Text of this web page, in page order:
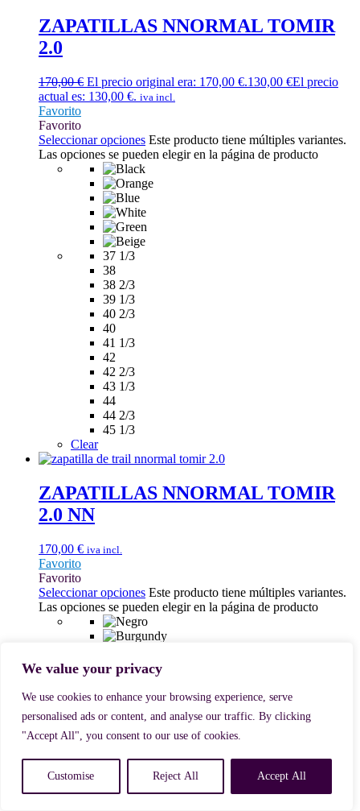
We value your privacy
We use cookies to enhance your browsing experience, serve
personalised ads or content, and analyse our traffic. By clicking
"Accept All", you consent to our use of cookies.
Customise Reject All Accept All
ZAPATILLAS NNORMAL TOMIR
2.0
170,00€ El precio original era: 170,00 €.130,00 €El precio
actual es: 130,00 €. iva incl.
Favorito
Favorito
Seleccionar opciones Este producto tiene múltiples variantes.
Las opciones se pueden elegir en la página de producto
37 1/3
38
38 2/3
39 1/3
40 2/3
40
41 1/3
42
42 2/3
43 1/3
44
44 2/3
45 1/3
Clear
ZAPATILLAS NNORMAL TOMIR
2.0 NN
170,00 € iva incl.
Favorito
Favorito
Seleccionar opciones Este producto tiene múltiples variantes.
Las opciones se pueden elegir en la página de producto
38
39 1/3
40
42 2/3